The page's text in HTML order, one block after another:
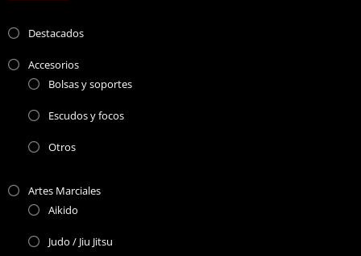
Destacados
Accesorios
Bolsas y soportes
Escudos y focos
Otros
Artes Marciales
Aikido
Judo / Jiu Jitsu